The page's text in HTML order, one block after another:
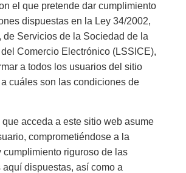
el que pretende dar cumplimiento
dispuestas en la Ley 34/2002,
de Servicios de la Sociedad de la
del Comercio Electrónico (LSSICE),
a todos los usuarios del sitio
cuáles son las condiciones de
que acceda a este sitio web asume
comprometiéndose a la
cumplimiento riguroso de las
dispuestas, así como a